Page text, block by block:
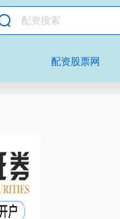
配资股票网